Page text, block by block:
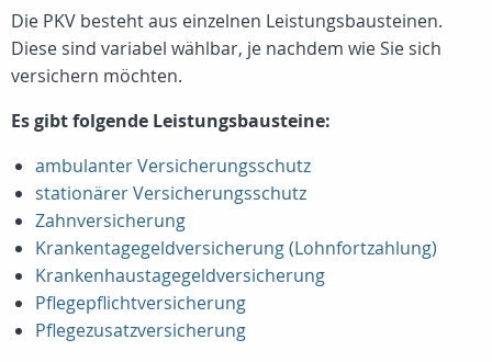
Die PKV besteht aus einzelnen Leistungsbausteinen.
Diese sind variabel wählbar, je nachdem wie Sie sich
versichern möchten.
Es gibt folgende Leistungsbausteine:
ambulanter Versicherungsschutz
stationärer Versicherungsschutz
Zahnversicherung
Krankentagegeldversicherung (Lohnfortzahlung)
Krankenhaustagegeldversicherung
Pflegepflichtversicherung
Pflegezusatzversicherung